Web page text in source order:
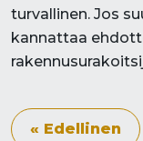
turvallinen. Jos
kannattaa
« Edellinen